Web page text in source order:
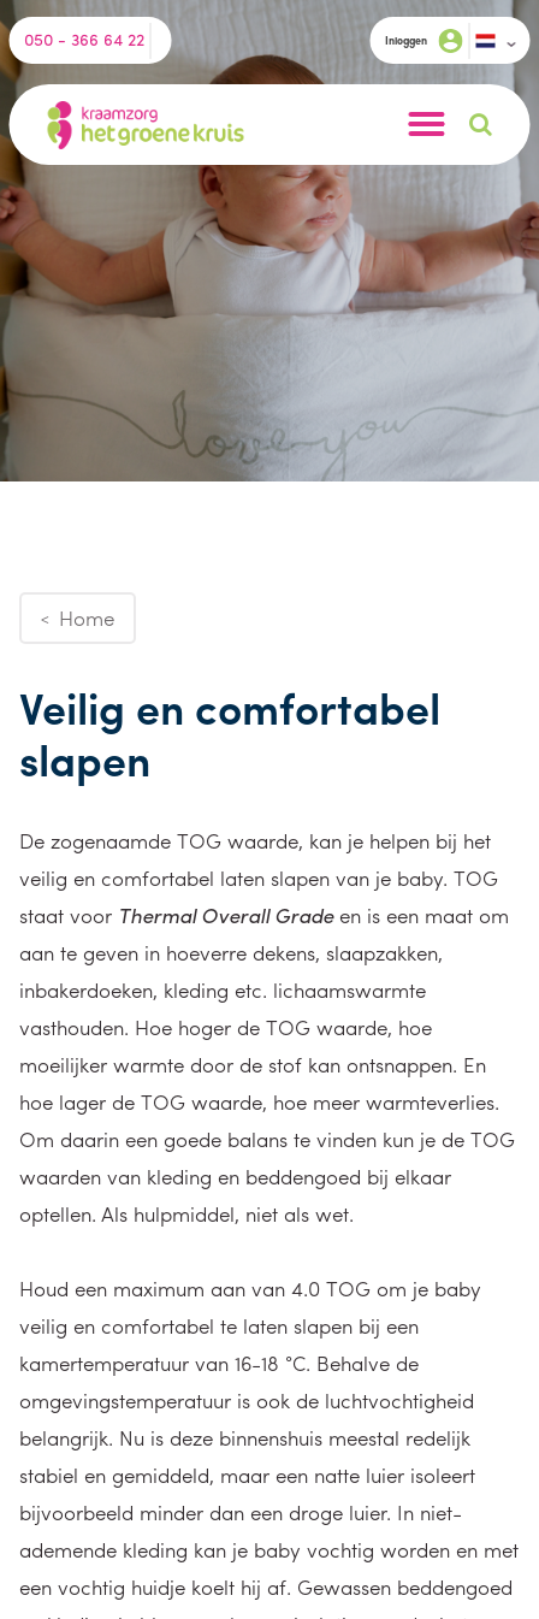
050 - 366 64 22 Inloggen
< Home
Veilig en comfortabel
slapen
De zogenaamde TOG waarde, kan je helpen bij het
veilig en comfortabel laten slapen van je baby. TOG
staat voor Thermal Overall Gradeen is een maat om
aan te geven in hoeverre dekens, slaapzakken,
inbakerdoeken, kleding etc. lichaamswarmte
vasthouden. Hoe hoger de TOG waarde, hoe
moeilijker warmte door de stof kan ontsnappen. En
hoe lager de TOG waarde, hoe meer warmteverlies.
Om daarin een goede balans te vinden kun je de TOG
waarden van kleding en beddengoed bij elkaar
optellen. Als hulpmiddel, niet als wet.
Houd een maximum aan van 4.0 TOG om je baby
veilig en comfortabel te laten slapen bij een
kamertemperatuur van 16-18 °C. Behalve de
omgevingstemperatuur is ook de luchtvochtigheid
belangrijk. Nu is deze binnenshuis meestal redelijk
stabiel en gemiddeld, maar een natte luier isoleert
bijvoorbeeld minder dan een droge luier. In niet-
ademende kleding kan je baby vochtig worden en met
een vochtig huidje koelt hij af. Gewassen beddengoed